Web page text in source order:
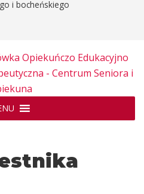
i bocheńskiego